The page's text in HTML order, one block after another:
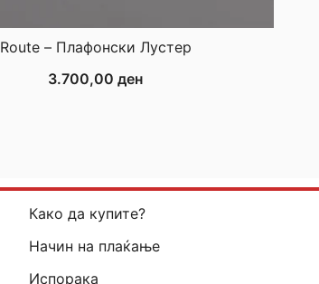
Route – Плафонски Лустер
3.700,00ден
Како да купите?
Начин на плаќање
Испорака